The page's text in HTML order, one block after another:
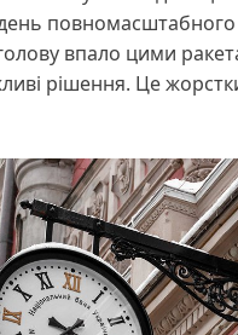
повномасштабного
впало цими
рішення. Це